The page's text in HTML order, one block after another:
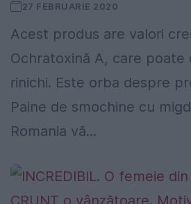
27 FEBRUARIE 2020
Acest produs are valori
Ochratoxină A, care poate
rinichi. Este orba despre
Paine de smochine cu
Romania vă...